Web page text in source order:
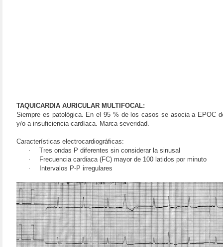
TAQUICARDIA AURICULAR MULTIFOCAL:
Siempre es patológica. En el 95 % de los casos se asocia a EPOC
y/o a insuficiencia cardíaca. Marca severidad.
Características electrocardiográficas:
·
Tres ondas P diferentes sin considerar la sinusal
·
Frecuencia cardiaca (FC) mayor de 100 latidos por minuto
·
Intervalos P-P irregulares